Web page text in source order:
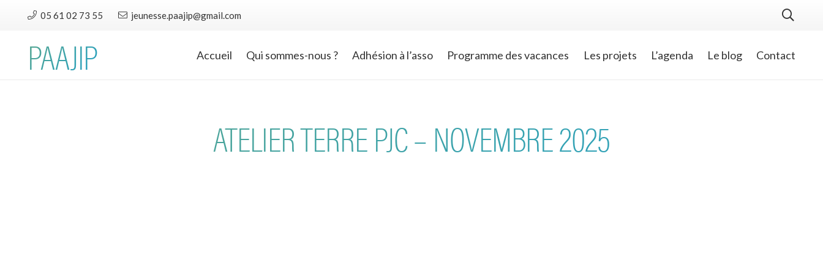
05 61 02 73 55 jeunesse.paajip@gmail.com
PAAJIP Accueil Qui sommes-nous ? Adhésion à l’asso Programme des vacances Les projets L’agenda Le blog Contact
ATELIER TERRE PJC – NOVEMBRE 2025